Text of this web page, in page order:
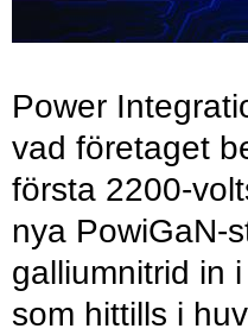
Power
vad företaget
första 2200-
nya PowiGaN-
galliumnitrid in
som hittills i